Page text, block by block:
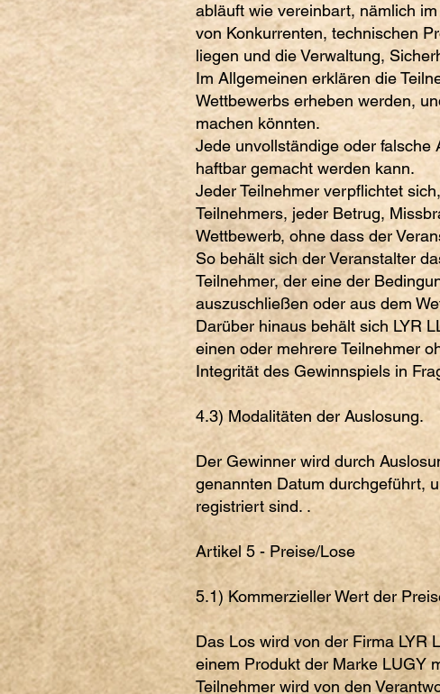
abläuft wie vereinbart, nämlich
von Konkurrenten, technischen
liegen und die Verwaltung,
Im Allgemeinen erklären die
Wettbewerbs erheben werden,
machen könnten.
Jede unvollständige oder
haftbar gemacht werden kann.
Jeder Teilnehmer verpflichtet
Teilnehmers, jeder Betrug,
Wettbewerb, ohne dass der
So behält sich der Veranstalter
Teilnehmer, der eine der
auszuschließen oder aus dem
Darüber hinaus behält sich LYR
einen oder mehrere Teilnehmer
Integrität des Gewinnspiels in
4.3) Modalitäten der Auslosung.
Der Gewinner wird durch
genannten Datum durchgeführt,
registriert sind. .
Artikel 5 - Preise/Lose
5.1) Kommerzieller Wert der
Das Los wird von der Firma LYR
einem Produkt der Marke LUGY
Teilnehmer wird von den